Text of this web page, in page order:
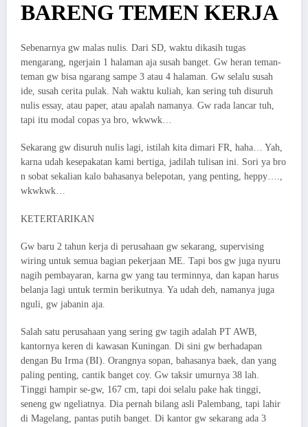
BARENG TEMEN KERJA
Sebenarnya gw malas nulis. Dari SD, waktu dikasih tugas
mengarang, ngerjain 1 halaman aja susah banget. Gw heran teman-
teman gw bisa ngarang sampe 3 atau 4 halaman. Gw selalu susah
ide, susah cerita pulak. Nah waktu kuliah, kan sering tuh disuruh
nulis essay, atau paper, atau apalah namanya. Gw rada lancar tuh,
tapi itu modal copas ya bro, wkwwk…
Sekarang gw disuruh nulis lagi, istilah kita dimari FR, haha… Yah,
karna udah kesepakatan kami bertiga, jadilah tulisan ini. Sori ya bro
n sobat sekalian kalo bahasanya belepotan, yang penting, heppy….,
wkwkwk…
KETERTARIKAN​
Gw baru 2 tahun kerja di perusahaan gw sekarang, supervising
wiring untuk semua bagian pekerjaan ME. Tapi bos gw juga nyuru
nagih pembayaran, karna gw yang tau terminnya, dan kapan harus
belanja lagi untuk termin berikutnya. Ya udah deh, namanya juga
nguli, gw jabanin aja.
Salah satu perusahaan yang sering gw tagih adalah PT AWB,
kantornya keren di kawasan Kuningan. Di sini gw berhadapan
dengan Bu Irma (BI). Orangnya sopan, bahasanya baek, dan yang
paling penting, cantik banget coy. Gw taksir umurnya 38 lah.
Tinggi hampir se-gw, 167 cm, tapi doi selalu pake hak tinggi,
seneng gw ngeliatnya. Dia pernah bilang asli Palembang, tapi lahir
di Magelang, pantas putih banget. Di kantor gw sekarang ada 3